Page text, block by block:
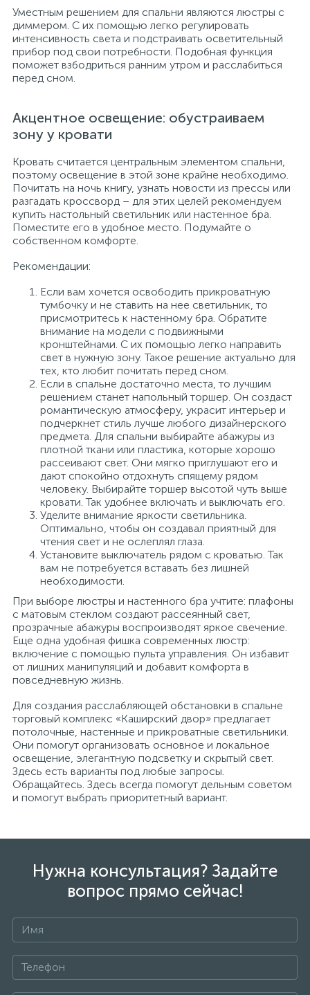
Уместным решением для спальни являются люстры с
диммером. С их помощью легко регулировать
интенсивность света и подстраивать осветительный
прибор под свои потребности. Подобная функция
поможет взбодриться ранним утром и расслабиться
перед сном.
Акцентное освещение: обустраиваем
зону у кровати
Кровать считается центральным элементом спальни,
поэтому освещение в этой зоне крайне необходимо.
Почитать на ночь книгу, узнать новости из прессы или
разгадать кроссворд – для этих целей рекомендуем
купить настольный светильник или настенное бра.
Поместите его в удобное место. Подумайте о
собственном комфорте.
Рекомендации:
Если вам хочется освободить прикроватную
тумбочку и не ставить на нее светильник, то
присмотритесь к настенному бра. Обратите
внимание на модели с подвижными
кронштейнами. С их помощью легко направить
свет в нужную зону. Такое решение актуально для
тех, кто любит почитать перед сном.
Если в спальне достаточно места, то лучшим
решением станет напольный торшер. Он создаст
романтическую атмосферу, украсит интерьер и
подчеркнет стиль лучше любого дизайнерского
предмета. Для спальни выбирайте абажуры из
плотной ткани или пластика, которые хорошо
рассеивают свет. Они мягко приглушают его и
дают спокойно отдохнуть спящему рядом
человеку. Выбирайте торшер высотой чуть выше
кровати. Так удобнее включать и выключать его.
Уделите внимание яркости светильника.
Оптимально, чтобы он создавал приятный для
чтения свет и не ослеплял глаза.
Установите выключатель рядом с кроватью. Так
вам не потребуется вставать без лишней
необходимости.
При выборе люстры и настенного бра учтите: плафоны
с матовым стеклом создают рассеянный свет,
прозрачные абажуры воспроизводят яркое свечение.
Еще одна удобная фишка современных люстр:
включение с помощью пульта управления. Он избавит
от лишних манипуляций и добавит комфорта в
повседневную жизнь.
Для создания расслабляющей обстановки в спальне
торговый комплекс «Каширский двор» предлагает
потолочные, настенные и прикроватные светильники.
Они помогут организовать основное и локальное
освещение, элегантную подсветку и скрытый свет.
Здесь есть варианты под любые запросы.
Обращайтесь. Здесь всегда помогут дельным советом
и помогут выбрать приоритетный вариант.
Нужна консультация? Задайте
вопрос прямо сейчас!